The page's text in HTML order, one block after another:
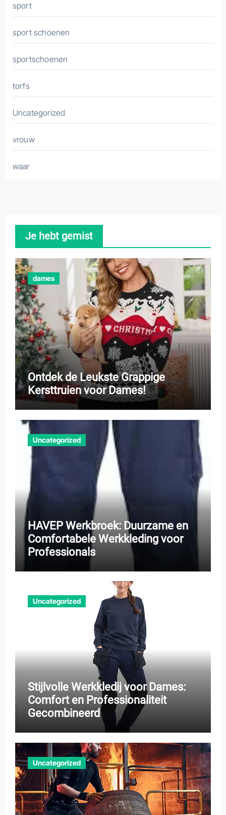
sport
sport schoenen
sportschoenen
torfs
Uncategorized
vrouw
waar
Je hebt gemist
dames
Ontdek de Leukste Grappige
Kersttruien voor Dames!
Uncategorized
HAVEP Werkbroek: Duurzame en
Comfortabele Werkkleding voor
Professionals
Uncategorized
Stijlvolle Werkkledij voor Dames:
Comfort en Professionaliteit
Gecombineerd
Uncategorized